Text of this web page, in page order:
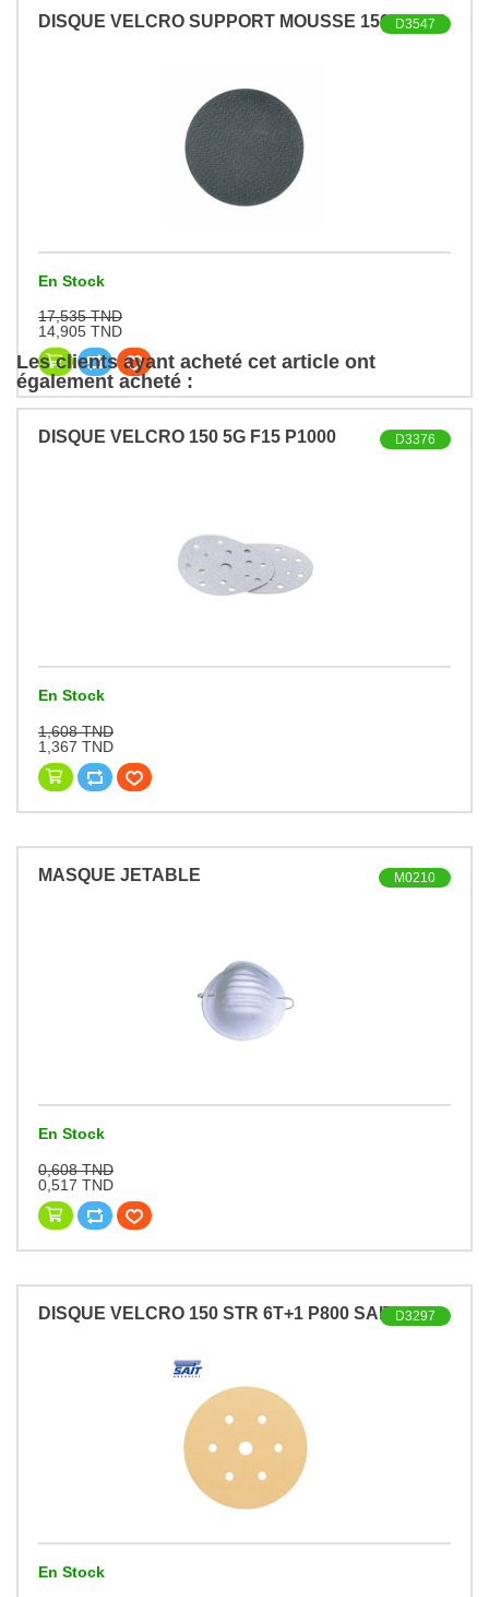
DISQUE VELCRO SUPPORT MOUSSE 150 C4000
D3547
En Stock
17,535 TND
14,905 TND
Les clients ayant acheté cet article ont
également acheté :
DISQUE VELCRO 150 5G F15 P1000 D3376
En Stock
1,608 TND
1,367 TND
MASQUE JETABLE M0210
En Stock
0,608 TND
0,517 TND
DISQUE VELCRO 150 STR 6T+1 P800 SAIT D3297
En Stock